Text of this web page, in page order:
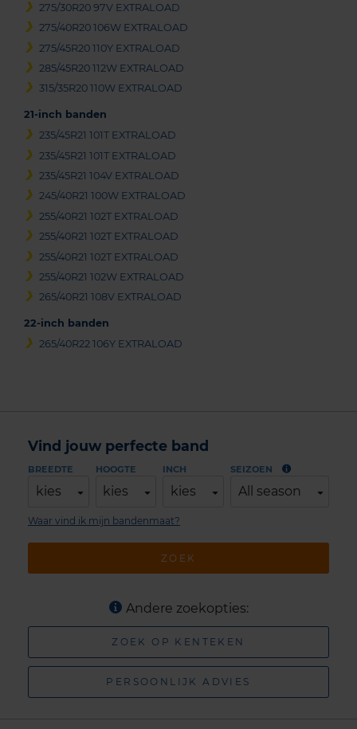
275/30R20 97V EXTRALOAD
275/40R20 106W EXTRALOAD
275/45R20 110Y EXTRALOAD
285/45R20 112W EXTRALOAD
315/35R20 110W EXTRALOAD
21-inch banden
235/45R21 101T EXTRALOAD
235/45R21 101T EXTRALOAD
235/45R21 104V EXTRALOAD
245/40R21 100W EXTRALOAD
255/40R21 102T EXTRALOAD
255/40R21 102T EXTRALOAD
255/40R21 102T EXTRALOAD
255/40R21 102W EXTRALOAD
265/40R21 108V EXTRALOAD
22-inch banden
265/40R22 106Y EXTRALOAD
Vind jouw perfecte band
BREEDTE
kies
HOOGTE
kies
INCH
kies
SEIZOEN
All season
ZOEK
Waar vind ik mijn bandenmaat?
Andere zoekopties:
ZOEK OP KENTEKEN
PERSOONLIJK ADVIES